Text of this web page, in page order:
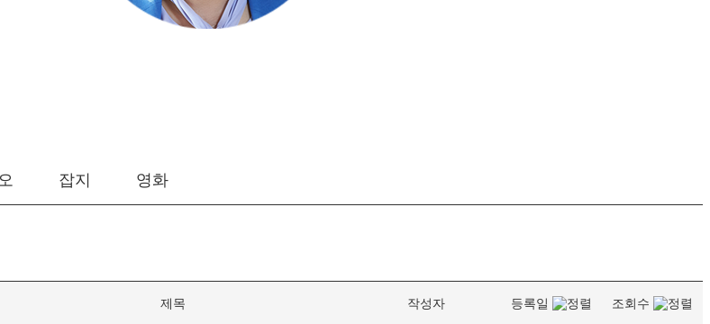
잡지 영화
제목 작성자 등록일 조회수